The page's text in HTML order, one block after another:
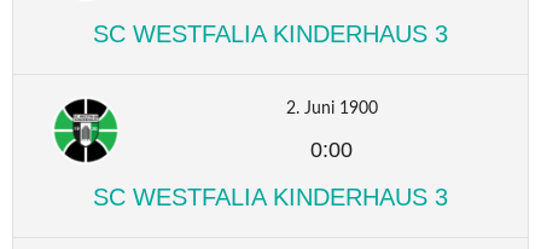
SC WESTFALIA KINDERHAUS 3
2. Juni 1900
0:00
SC WESTFALIA KINDERHAUS 3